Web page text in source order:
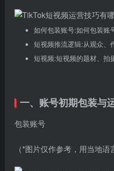
如何包装账号:如何包装账
短视频推流逻辑:从观众、
短视频:短视频的题材、拍
一、账号初期包装与
包装账号
（*图片仅作参考，用当地语